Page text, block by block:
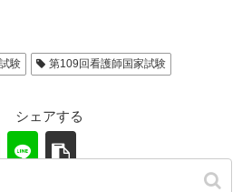
験 第109回看護師国家試験
シェアする